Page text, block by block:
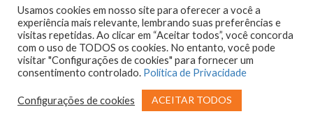
Faça um
Orçamento
Adesão Fundo
Usamos cookies em nosso site para oferecer a você a
experiência mais relevante, lembrando suas preferências e
visitas repetidas. Ao clicar em “Aceitar todos”, você concorda
com o uso de TODOS os cookies. No entanto, você pode
visitar "Configurações de cookies" para fornecer um
consentimento controlado. Política de Privacidade
Configurações de cookies ACEITAR TODOS